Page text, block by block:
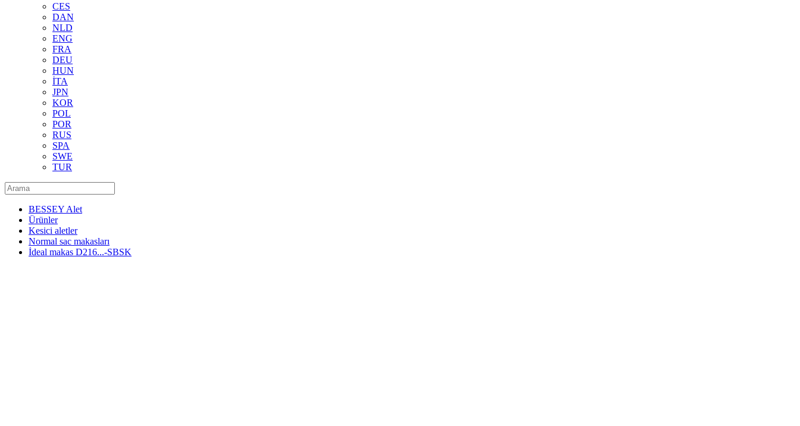
CES
DAN
NLD
ENG
FRA
DEU
HUN
İTA
JPN
KOR
POL
POR
RUS
SPA
SWE
TUR
BESSEY Alet
Ürünler
Kesici aletler
Normal sac makasları
İdeal makas D216...-SBSK